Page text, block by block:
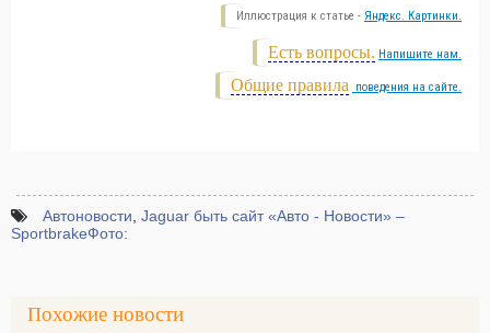
Иллюстрация к статье - Яндекс. Картинки.
Есть вопросы. Напишите нам.
Общие правила поведения на сайте.
Автоновости Jaguar быть сайт «Авто - Новости» –
SportbrakeФото:
Похожие новости